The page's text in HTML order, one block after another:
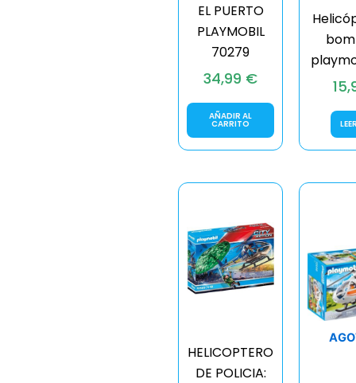
EL PUERTO
PLAYMOBIL
70279
34,99 €
AÑADIR AL
CARRITO
HELICOPTERO
DE POLICIA: